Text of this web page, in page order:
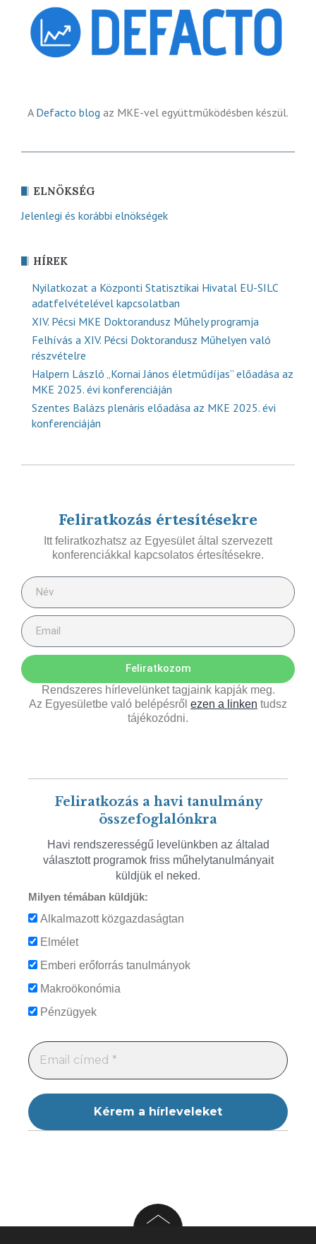
A Defacto blog az MKE-vel együttműködésben készül.
ELNÖKSÉG
Jelenlegi és korábbi elnökségek
HÍREK
Nyilatkozat a Központi Statisztikai Hivatal EU-SILC
adatfelvételével kapcsolatban
XIV. Pécsi MKE Doktorandusz Műhely programja
Felhívás a XIV. Pécsi Doktorandusz Műhelyen való
részvételre
Halpern László „Kornai János életműdíjas” előadása az
MKE 2025. évi konferenciáján
Szentes Balázs plenáris előadása az MKE 2025. évi
konferenciáján
Feliratkozás értesítésekre
Itt feliratkozhatsz az Egyesület által szervezett
konferenciákkal kapcsolatos értesítésekre.
Feliratkozom
Rendszeres hírlevelünket tagjaink kapják meg.
Az Egyesületbe való belépésről ezen a linken tudsz
tájékozódni.
Feliratkozás a havi tanulmány
összefoglalónkra
Havi rendszerességű levelünkben az általad
választott programok friss műhelytanulmányait
küldjük el neked.
Milyen témában küldjük:
Alkalmazott közgazdaságtan
Elmélet
Emberi erőforrás tanulmányok
Makroökonómia
Pénzügyek